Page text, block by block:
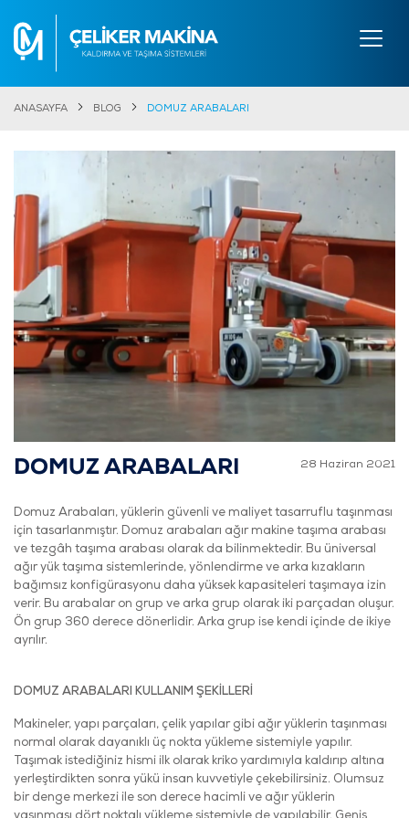
ANASAYFA BLOG DOMUZ ARABALARI
DOMUZ ARABALARI 28 Haziran 2021
Domuz Arabaları, yüklerin güvenli ve maliyet tasarruflu taşınması
için tasarlanmıştır. Domuz arabaları ağır makine taşıma arabası
ve tezgâh taşıma arabası olarak da bilinmektedir. Bu üniversal
ağır yük taşıma sistemlerinde, yönlendirme ve arka kızakların
bağımsız konfigürasyonu daha yüksek kapasiteleri taşımaya izin
verir. Bu arabalar on grup ve arka grup olarak iki parçadan oluşur.
Ön grup 360 derece dönerlidir. Arka grup ise kendi içinde de ikiye
ayrılır.
DOMUZ ARABALARI KULLANIM ŞEKİLLERİ
Makineler, yapı parçaları, çelik yapılar gibi ağır yüklerin taşınması
normal olarak dayanıklı üç nokta yükleme sistemiyle yapılır.
Taşımak istediğiniz hismi ilk olarak kriko yardımıyla kaldırıp altına
yerleştirdikten sonra yükü insan kuvvetiyle çekebilirsiniz. Olumsuz
bir denge merkezi ile son derece hacimli ve ağır yüklerin